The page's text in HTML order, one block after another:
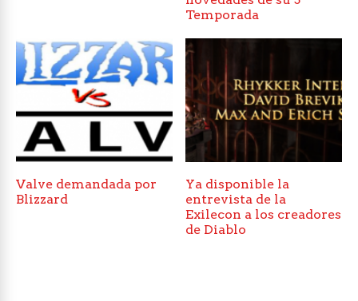
Temporada
Valve demandada por
Blizzard
Ya disponible la
entrevista de la
Exilecon a los creadores
de Diablo